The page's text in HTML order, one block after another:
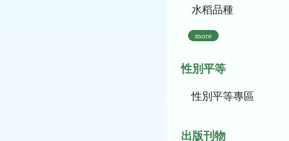
水稻品種
more
性別平等
性別平等專區
出版刊物